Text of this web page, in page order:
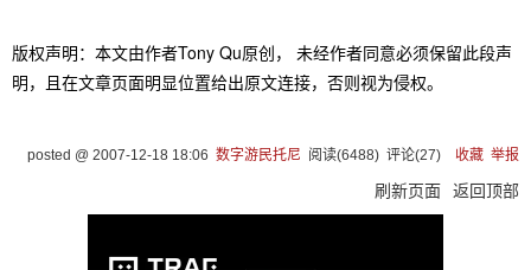
版权声明：本文由作者Tony Qu原创， 未经作者同意必须保留此段声
明，且在文章页面明显位置给出原文连接，否则视为侵权。
posted @ 2007-12-18 18:06 数字游民托尼 阅读(6488) 评论(27) 收藏 举报
刷新页面 返回顶部